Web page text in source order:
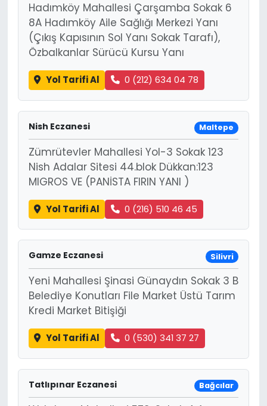
Hadımköy Mahallesi Çarşamba Sokak 6
8A Hadımköy Aile Sağlığı Merkezi Yanı
(Çıkış Kapısının Sol Yanı Sokak Tarafı),
Özbalkanlar Sürücü Kursu Yanı
Yol Tarifi Al 0 (212) 634 04 78
Nish Eczanesi Maltepe
Zümrütevler Mahallesi Yol-3 Sokak 123
Nish Adalar Sitesi 44.blok Dükkan:123
MIGROS VE (PANİSTA FIRIN YANI )
Yol Tarifi Al 0 (216) 510 46 45
Gamze Eczanesi Silivri
Yeni Mahallesi Şinasi Günaydın Sokak 3 B
Belediye Konutları File Market Üstü Tarım
Kredi Market Bitişiği
Yol Tarifi Al 0 (530) 341 37 27
Tatlıpınar Eczanesi Bağcılar